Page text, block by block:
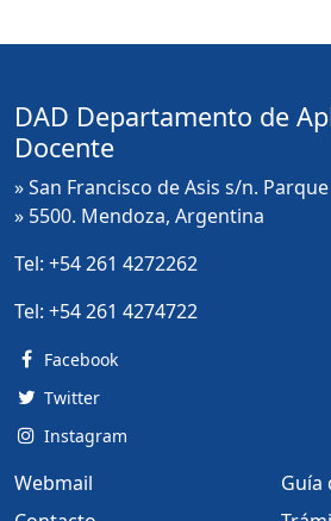
DAD Departamento de
Docente
» San Francisco de Asis s/n.
» 5500. Mendoza, Argentina
Tel: +54 261 4272262
Tel: +54 261 4274722
Facebook
Twitter
Instagram
Webmail
Guía